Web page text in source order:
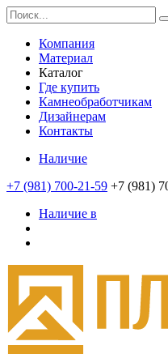
Компания
Материал
Каталог
Где купить
Камнеобработчикам
Дизайнерам
Контакты
Наличие
+7 (981) 700-21-59 +7 (981)
Наличие в